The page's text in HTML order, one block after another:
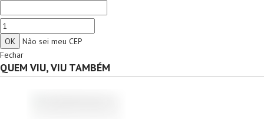
Não sei meu CEP
Fechar
QUEM VIU, VIU TAMBÉM